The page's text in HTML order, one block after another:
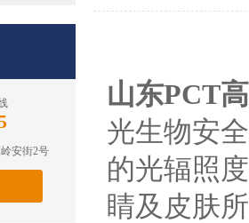
安街2号
山东PCT
光生物安
的光辐照
睛及皮肤